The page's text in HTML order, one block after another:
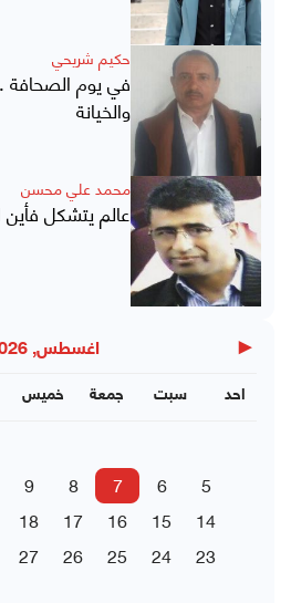
حكيم شريحي
في يوم الصحافة
والخيانة
محمد علي محسن
عالم يتشكل
◀ اغسطس, 2026
خميس جمعة سبت احد
5
6
7
8
9
14
15
16
17
18
23
24
25
26
27